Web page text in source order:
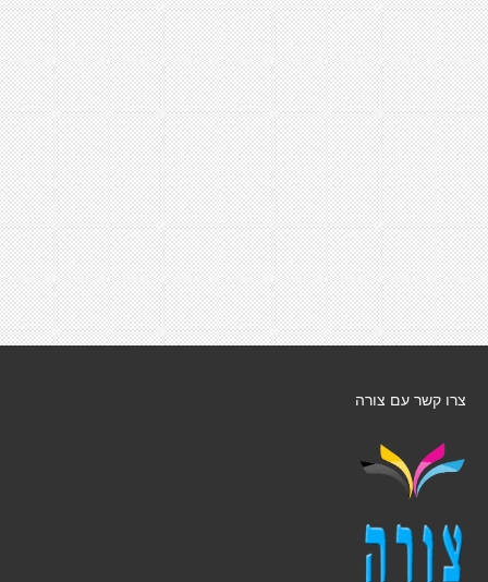
צרו קשר עם צורה